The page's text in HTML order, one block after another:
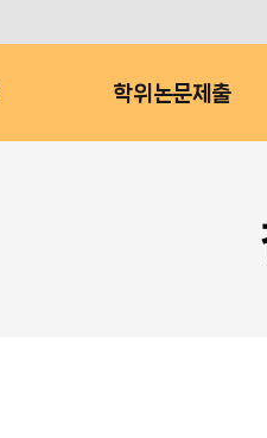
학위논문제출